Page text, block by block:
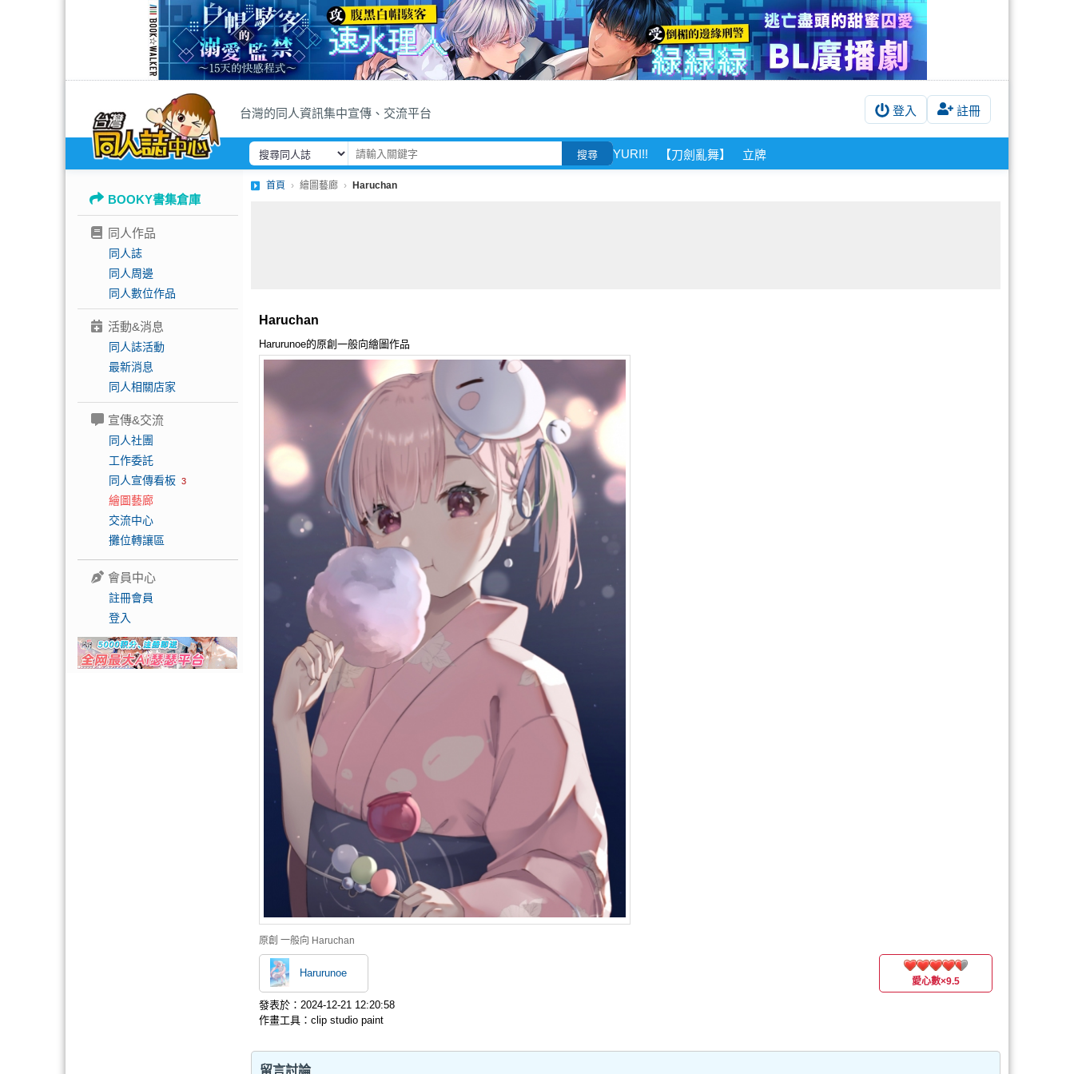
台灣的同人資訊集中宣傳、交流平台 登入 註冊
搜尋 YURI!! 【刀劍亂舞】 立牌
BOOKY書集倉庫
同人作品
同人誌
同人周邊
同人數位作品
活動&消息
同人誌活動
最新消息
同人相關店家
宣傳&交流
同人社團
工作委託
同人宣傳看板 3
繪圖藝廊
交流中心
攤位轉讓區
會員中心
註冊會員
登入
首頁 繪圖藝廊 Haruchan
Haruchan
Harurunoe的原創一般向繪圖作品
原創 一般向 Haruchan
Harurunoe
愛心數×9.5
發表於：2024-12-21 12:20:58
作畫工具：clip studio paint
留言討論